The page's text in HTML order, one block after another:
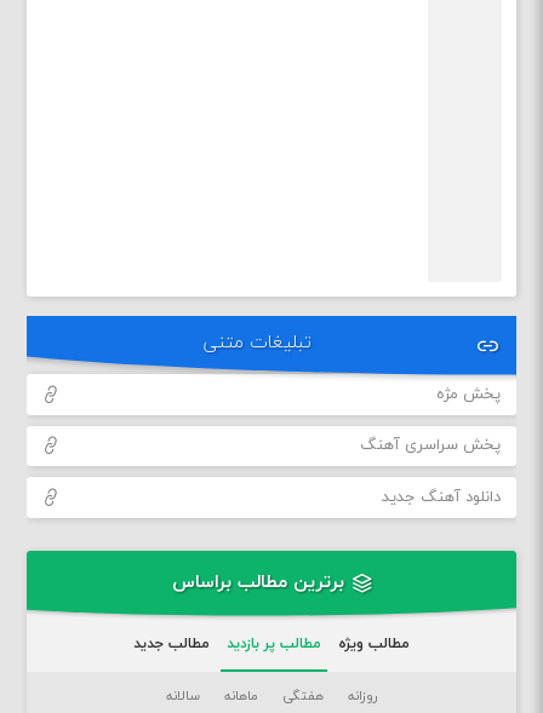
تبلیغات متنی
پخش مژه
پخش سراسری آهنگ
دانلود آهنگ جدید
برترین مطالب براساس
مطالب ویژه مطالب پر بازدید مطالب جدید
روزانه هفتگی ماهانه سالانه